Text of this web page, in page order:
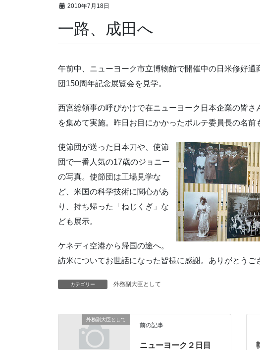
2010年7月18日
一路、成田へ
午前中、ニューヨーク市立博物館で開催中の日米修好通
団150周年記念展覧会を見学。
西宮総領事の呼びかけで在ニューヨーク日本企業の皆さ
を集めて実施。昨日お目にかかったポルテ委員長の名前
使節団が送った日本刀や、使節
団で一番人気の17歳のジョニー
の写真。使節団は工場見学な
ど、米国の科学技術に関心があ
り、持ち帰った「ねじくぎ」な
ども展示。
ケネディ空港から帰国の途へ。
訪米についてお世話になった皆様に感謝。ありがとうご
カテゴリー 外務副大臣として
外務副大臣として
前の記事
ニューヨーク２日目